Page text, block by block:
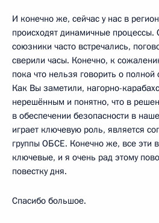
И конечно же, сейчас у нас в
происходят динамичные
союзники часто встречались,
сверили часы. Конечно, к
пока что нельзя говорить о полной
Как Вы заметили, нагорно-
нерешённым и понятно, что в
в обеспечении безопасности в
играет ключевую роль, является
группы ОБСЕ. Конечно же, все эти
ключевые, и я очень рад этому
повестку дня.
Спасибо большое.